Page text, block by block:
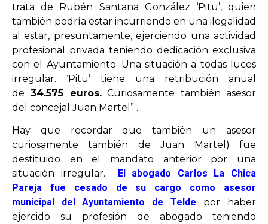
trata de Rubén Santana González ‘Pitu’, quien
también podría estar incurriendo en una ilegalidad
al estar, presuntamente, ejerciendo una actividad
profesional privada teniendo dedicación exclusiva
con el Ayuntamiento. Una situación a todas luces
irregular. ‘Pitu’ tiene una retribución anual
de
34.575 euros.Curiosamente también asesor
del concejal Juan Martel” .
Hay que recordar que también un asesor
curiosamente también de Juan Martel) fue
destituido en el mandato anterior por una
situación irregular. El abogado Carlos La Chica
Pareja fue cesado de su cargo como asesor
municipal del Ayuntamiento de Telde
por haber
ejercido su profesión de abogado teniendo